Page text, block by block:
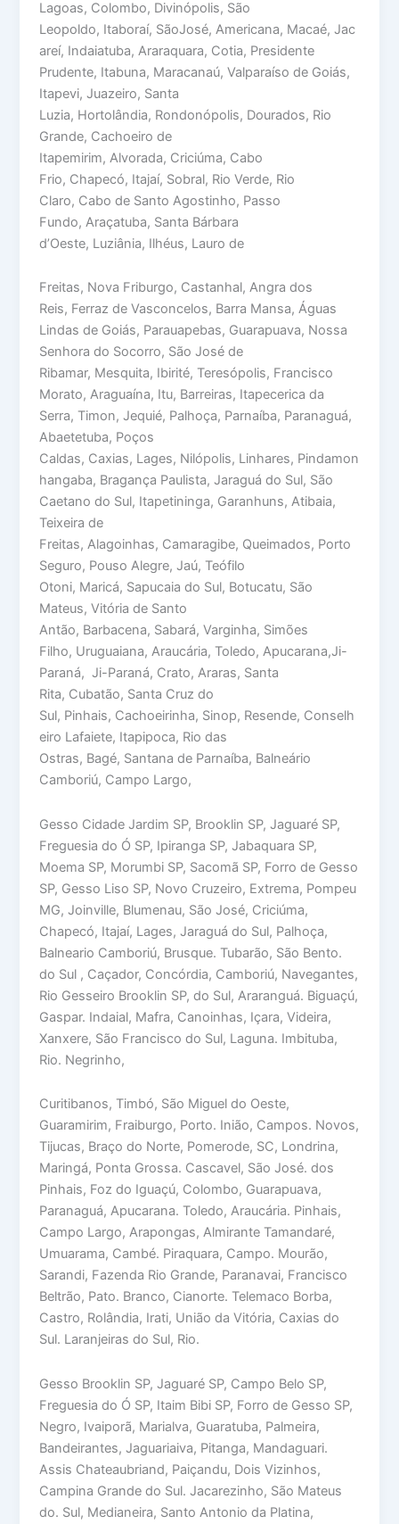
Lagoas, Colombo, Divinópolis, São
Leopoldo, Itaboraí, SãoJosé, Americana, Macaé, Jac
areí, Indaiatuba, Araraquara, Cotia, Presidente
Prudente, Itabuna, Maracanaú, Valparaíso de Goiás,
Itapevi, Juazeiro, Santa
Luzia, Hortolândia, Rondonópolis, Dourados, Rio
Grande, Cachoeiro de
Itapemirim, Alvorada, Criciúma, Cabo
Frio, Chapecó, Itajaí, Sobral, Rio Verde, Rio
Claro, Cabo de Santo Agostinho, Passo
Fundo, Araçatuba, Santa Bárbara
d’Oeste, Luziânia, Ilhéus, Lauro de
Freitas, Nova Friburgo, Castanhal, Angra dos
Reis, Ferraz de Vasconcelos, Barra Mansa, Águas
Lindas de Goiás, Parauapebas, Guarapuava, Nossa
Senhora do Socorro, São José de
Ribamar, Mesquita, Ibirité, Teresópolis, Francisco
Morato, Araguaína, Itu, Barreiras, Itapecerica da
Serra, Timon, Jequié, Palhoça, Parnaíba, Paranaguá,
Abaetetuba, Poços
Caldas, Caxias, Lages, Nilópolis, Linhares, Pindamon
hangaba, Bragança Paulista, Jaraguá do Sul, São
Caetano do Sul, Itapetininga, Garanhuns, Atibaia,
Teixeira de
Freitas, Alagoinhas, Camaragibe, Queimados, Porto
Seguro, Pouso Alegre, Jaú, Teófilo
Otoni, Maricá, Sapucaia do Sul, Botucatu, São
Mateus, Vitória de Santo
Antão, Barbacena, Sabará, Varginha, Simões
Filho, Uruguaiana, Araucária, Toledo, Apucarana,Ji-
Paraná, Ji-Paraná, Crato, Araras, Santa
Rita, Cubatão, Santa Cruz do
Sul, Pinhais, Cachoeirinha, Sinop, Resende, Conselh
eiro Lafaiete, Itapipoca, Rio das
Ostras, Bagé, Santana de Parnaíba, Balneário
Camboriú, Campo Largo,
Gesso Cidade Jardim SP, Brooklin SP, Jaguaré SP,
Freguesia do Ó SP, Ipiranga SP, Jabaquara SP,
Moema SP, Morumbi SP, Sacomã SP, Forro de Gesso
SP, Gesso Liso SP, Novo Cruzeiro, Extrema, Pompeu
MG, Joinville, Blumenau, São José, Criciúma,
Chapecó, Itajaí, Lages, Jaraguá do Sul, Palhoça,
Balneario Camboriú, Brusque. Tubarão, São Bento.
do Sul , Caçador, Concórdia, Camboriú, Navegantes,
Rio Gesseiro Brooklin SP, do Sul, Araranguá. Biguaçú,
Gaspar. Indaial, Mafra, Canoinhas, Içara, Videira,
Xanxere, São Francisco do Sul, Laguna. Imbituba,
Rio. Negrinho,
Curitibanos, Timbó, São Miguel do Oeste,
Guaramirim, Fraiburgo, Porto. Inião, Campos. Novos,
Tijucas, Braço do Norte, Pomerode, SC, Londrina,
Maringá, Ponta Grossa. Cascavel, São José. dos
Pinhais, Foz do Iguaçú, Colombo, Guarapuava,
Paranaguá, Apucarana. Toledo, Araucária. Pinhais,
Campo Largo, Arapongas, Almirante Tamandaré,
Umuarama, Cambé. Piraquara, Campo. Mourão,
Sarandi, Fazenda Rio Grande, Paranavai, Francisco
Beltrão, Pato. Branco, Cianorte. Telemaco Borba,
Castro, Rolândia, Irati, União da Vitória, Caxias do
Sul. Laranjeiras do Sul, Rio.
Gesso Brooklin SP, Jaguaré SP, Campo Belo SP,
Freguesia do Ó SP, Itaim Bibi SP, Forro de Gesso SP,
Negro, Ivaiporã, Marialva, Guaratuba, Palmeira,
Bandeirantes, Jaguariaiva, Pitanga, Mandaguari.
Assis Chateaubriand, Paiçandu, Dois Vizinhos,
Campina Grande do Sul. Jacarezinho, São Mateus
do. Sul, Medianeira, Santo Antonio da Platina,